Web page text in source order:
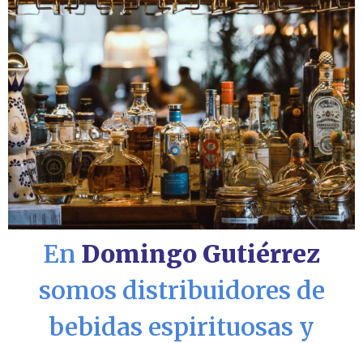
En Domingo Gutiérrez
somos distribuidores de
bebidas espirituosas y